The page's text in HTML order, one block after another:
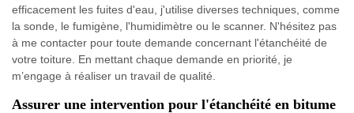
efficacement les fuites d'eau, j'utilise diverses techniques, comme
la sonde, le fumigène, l'humidimètre ou le scanner. N'hésitez pas
à me contacter pour toute demande concernant l'étanchéité de
votre toiture. En mettant chaque demande en priorité, je
m’engage à réaliser un travail de qualité.
Assurer une intervention pour l'étanchéité en bitume